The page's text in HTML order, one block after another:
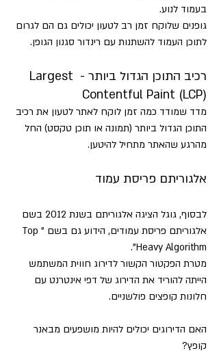
בעמוד לנוע.
גופנים שלוקח זמן רב לטעון יכולים גם הם לגרום
לתוכן העמוד להשתנות עם רינדור סגנון הגופן.
רכיב התוכן הגדול ביותר - Largest
Contentful Paint (LCP)
מדד שמודד כמה זמן לוקח לאתר לטעון את רכיב
התוכן הגדול ביותר (תמונה או תוכן טקסט) החל
מהרגע שהאתר מתחיל להיטען.
אלגוריתם פריסת עמוד
לבסוף, גוגל הציגה אלגוריתם בשנת 2012 בשם
אלגוריתם פריסת עמודים, הידוע גם בשם "Top
Heavy Algorithm".
מטרת הפקטור הקשור לדירוג חווית המשתמש
הייתה להוריד את הדירוג של דפי אינטרנט עם
חלונות קופצים פולשניים.
האם הדירוגים יכולים להיות מושפעים מבאנר
קופץ?